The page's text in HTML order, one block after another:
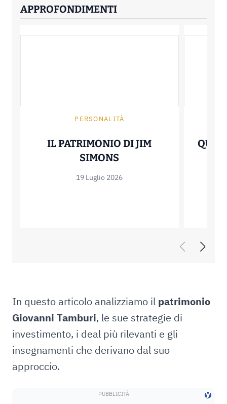
APPROFONDIMENTI
PERSONALITÀ
IL PATRIMONIO DI JIM
SIMONS
19 Luglio 2026
In questo articolo analizziamo il patrimonio
Giovanni Tamburi, le sue strategie di
investimento, i deal più rilevanti e gli
insegnamenti che derivano dal suo
approccio.